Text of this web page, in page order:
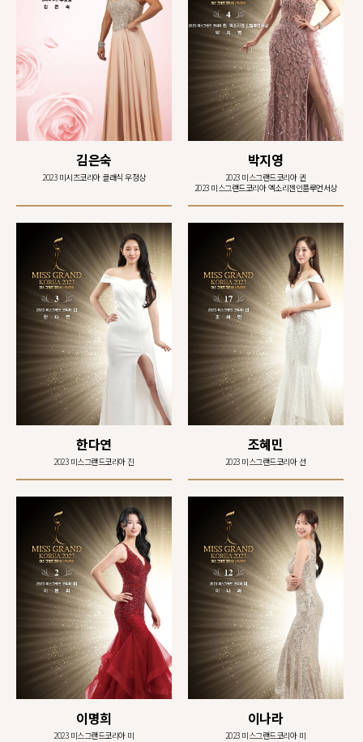
김은숙
2023 미시즈코리아 클래식 우정상
박지영
2023 미스그랜드코리아 퀸
2023 미스그랜드코리아 엑소리젠인플루언서상
한다연
2023 미스그랜드코리아 진
조혜민
2023 미스그랜드코리아 선
이명희
2023 미스그랜드코리아 미
이나라
2023 미스그랜드코리아 미